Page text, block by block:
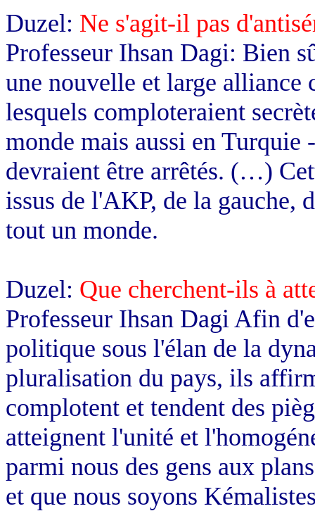
Duzel: Ne s'agit-il pas
Professeur Ihsan Dagi: Bien
une nouvelle et large alliance
lesquels comploteraient
monde mais aussi en
devraient être arrêtés. (…)
issus de l'AKP, de la gauche,
tout un monde.
Duzel: Que cherchent-ils à
Professeur Ihsan Dagi Afin
politique sous l'élan de la
pluralisation du pays, ils
complotent et tendent des
atteignent l'unité et
parmi nous des gens aux
et que nous soyons